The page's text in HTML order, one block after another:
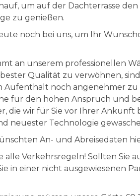
um auf der Dachterrasse
zu genießen.
noch bei uns, um Ihr
an unserem professionellen
Qualität zu verwöhnen,
Aufenthalt noch angenehmer
für den hohen Anspruch und
die wir für Sie vor Ihrer Ankunft
neuester Technologie
An- und Abreisedaten
alle Verkehrsregeln! Sollten Sie
in einer nicht ausgewiesenen